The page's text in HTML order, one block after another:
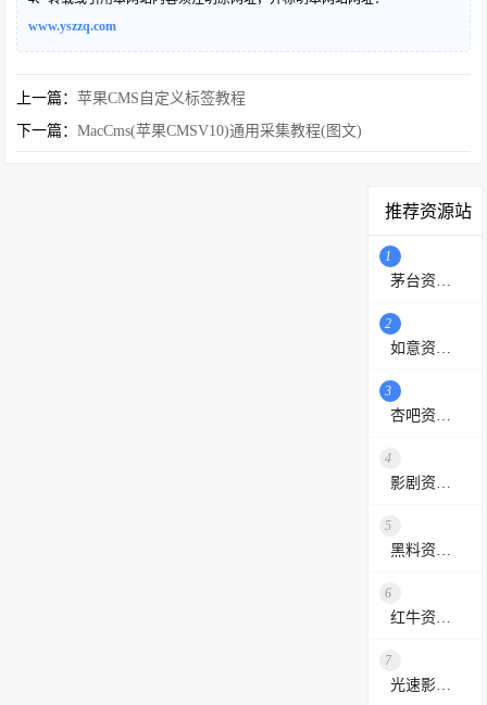
www.yszzq.com
上一篇：苹果CMS自定义标签教程
下一篇：MacCms(苹果CMSV10)通用采集教程(图文)
推荐资源站
1
2
3
4
5
6
7